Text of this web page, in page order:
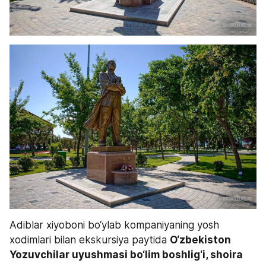
Adiblar xiyoboni bo‘ylab kompaniyaning yosh
xodimlari bilan ekskursiya paytida O‘zbekiston
Yozuvchilar uyushmasi bo‘lim boshlig‘i, shoira